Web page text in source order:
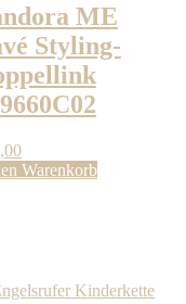
ME
Styling-
Warenkorb